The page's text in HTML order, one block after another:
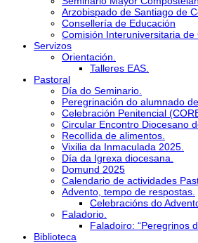
Arzobispado de Santiago de
Consellería de Educación
Comisión Interuniversitaria de
Servizos
Orientación.
Talleres EAS.
Pastoral
Día do Seminario.
Peregrinación do alumnado
Celebración Penitencial
Circular Encontro Diocesano
Recollida de alimentos.
Vixilia da Inmaculada 2025.
Día da Igrexa diocesana.
Domund 2025
Calendario de actividades
Advento, tempo de respostas.
Celebracións do
Faladorio.
Faladoiro: “Peregrinos
Biblioteca